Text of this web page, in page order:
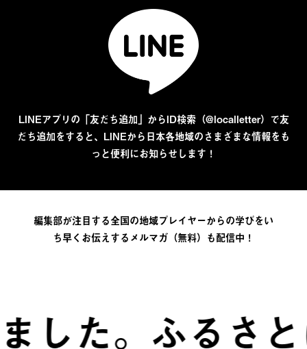
LINEアプリの「友だち追加」からID検索（@localletter）で友
だち追加をすると、LINEから日本各地域のさまざまな情報をも
っと便利にお知らせします！
編集部が注目する全国の地域プレイヤーからの学びをい
ち早くお伝えするメルマガ（無料）も配信中！
ふるさとは、自